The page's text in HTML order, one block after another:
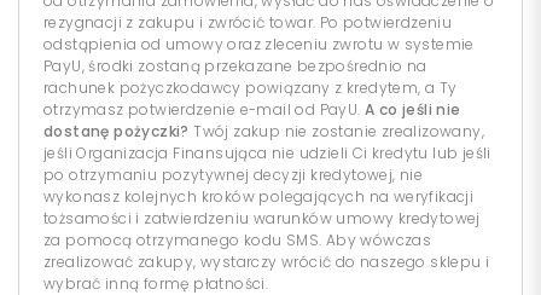
rezygnacji z zakupu i zwrócić towar. Po potwierdzeniu
odstąpienia od umowy oraz zleceniu zwrotu w systemie
PayU, środki zostaną przekazane bezpośrednio na
rachunek pożyczkodawcy powiązany z kredytem, a Ty
otrzymasz potwierdzenie e-mail od PayU. A co jeśli nie
dostanę pożyczki? Twój zakup nie zostanie zrealizowany,
jeśli Organizacja Finansująca nie udzieli Ci kredytu lub jeśli
po otrzymaniu pozytywnej decyzji kredytowej, nie
wykonasz kolejnych kroków polegających na weryfikacji
tożsamości i zatwierdzeniu warunków umowy kredytowej
za pomocą otrzymanego kodu SMS. Aby wówczas
zrealizować zakupy, wystarczy wrócić do naszego sklepu i
wybrać inną formę płatności.